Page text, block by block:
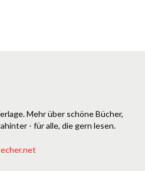
Mehr über schöne Bücher,
- für alle, die gern lesen.